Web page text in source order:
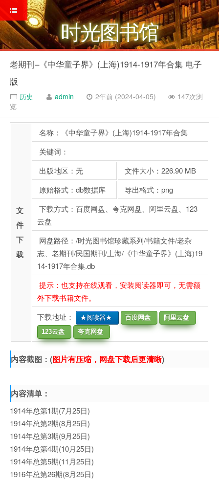
时光图书馆
老期刊–《中华童子界》(上海)1914-1917年合集 电子
版
历史 admin 2年前 (2024-04-05)
147次浏
览
文
件
下
载
名称：《中华童子界》(上海)1914-1917年合集
关键词：
出版地区：无
文件大小：226.90 MB
原始格式：db数据库
导出格式：png
下载方式：百度网盘、夸克网盘、阿里云盘、123
云盘
网盘路径：/时光图书馆珍藏系列/书籍文件/老杂
志、老期刊/民国期刊/上海/《中华童子界》(上海)19
14-1917年合集.db
提示：也支持在线观看，安装阅读器即可，无需额
外下载书籍文件。
下载地址：
★阅读器★ 百度网盘
阿里云盘
123云盘
夸克网盘
内容截图：(图片有压缩，网盘下载后更清晰)
内容清单：
1914年总第1期(7月25日)
1914年总第2期(8月25日)
1914年总第3期(9月25日)
1914年总第4期(10月25日)
1914年总第5期(11月25日)
1916年总第26期(8月25日)